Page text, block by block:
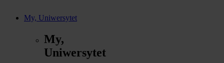
My, Uniwersytet
My,
Uniwersytet